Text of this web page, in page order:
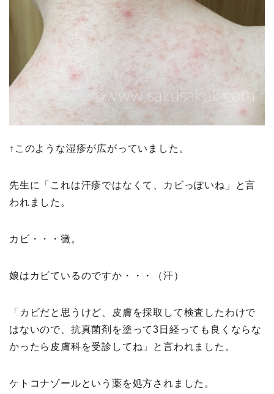
↑このような湿疹が広がっていました。
先生に「これは汗疹ではなくて、カビっぽいね」と言
われました。
カビ・・・黴。
娘はカビているのですか・・・（汗）
「カビだと思うけど、皮膚を採取して検査したわけで
はないので、抗真菌剤を塗って3日経っても良くならな
かったら皮膚科を受診してね」と言われました。
ケトコナゾールという薬を処方されました。